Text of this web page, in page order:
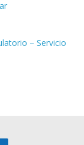
– Servicio